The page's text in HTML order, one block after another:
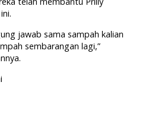
ini.
jawab sama sampah kalian
sembarangan lagi,”